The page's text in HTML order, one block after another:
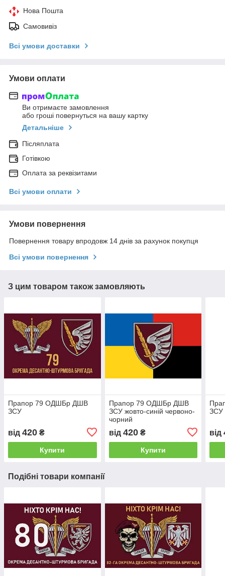
Нова Пошта
Самовивіз
Всі умови доставки
Умови оплати
Ви отримаєте замовлення
або гроші повернуться на вашу картку
Детальніше
Післяплата
Готівкою
Оплата за реквізитами
Всі умови оплати
Умови повернення
Повернення товару впродовж 14 днів за рахунок покупця
Всі умови повернення
З цим товаром також замовляють
Прапор 79 ОДШБр ДШВ
ЗСУ
від 420 ₴
Купити
Прапор 79 ОДШБр ДШВ
ЗСУ жовто-синій червоно-
чорний
від 420₴
Купити
ЗСУ
від
Подібні товари компанії